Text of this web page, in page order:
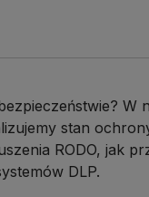
W
stan
RODO, jak
DLP.